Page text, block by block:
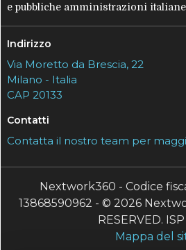
e pubbliche amministrazioni
Indirizzo
Via Moretto da Brescia, 22
Milano - Italia
CAP 20133
Contatti
Contatta il nostro team per
Nextwork360 - Codice
13868590962 - © 2026
RESERVED.
Mappa del